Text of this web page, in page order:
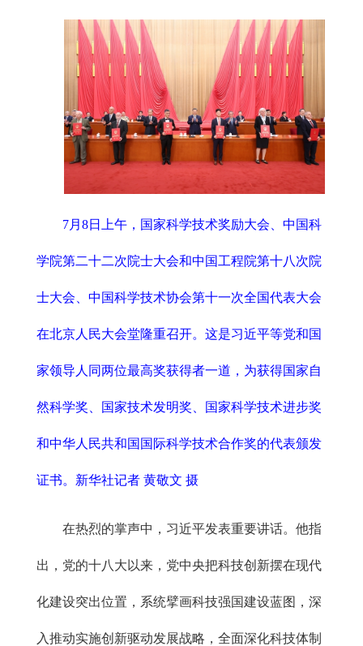
7月8日上午，国家科学技术奖励大会、中国科
学院第二十二次院士大会和中国工程院第十八次院
士大会、中国科学技术协会第十一次全国代表大会
在北京人民大会堂隆重召开。这是习近平等党和国
家领导人同两位最高奖获得者一道，为获得国家自
然科学奖、国家技术发明奖、国家科学技术进步奖
和中华人民共和国国际科学技术合作奖的代表颁发
证书。新华社记者 黄敬文 摄
在热烈的掌声中，习近平发表重要讲话。他指
出，党的十八大以来，党中央把科技创新摆在现代
化建设突出位置，系统擘画科技强国建设蓝图，深
入推动实施创新驱动发展战略，全面深化科技体制